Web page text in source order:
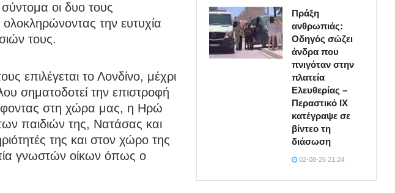
οι δυο τους
την ευτυχία
τους.
επιλέγεται το Λονδίνο, μέχρι
σηματοδοτεί την επιστροφή
στη χώρα μας, η Ηρώ
παιδιών της, Νατάσας και
της και στον χώρο της
γνωστών οίκων όπως ο
Πράξη
ανθρωπιάς:
Οδηγός σώζει
άνδρα που
πνιγόταν στην
πλατεία
Ελευθερίας –
Περαστικό ΙΧ
κατέγραψε σε
βίντεο τη
διάσωση
02-08-26 21:24